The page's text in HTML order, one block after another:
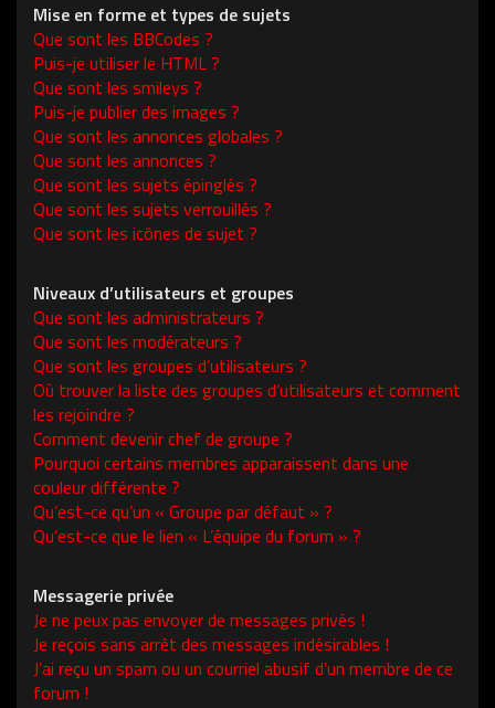
Mise en forme et types de sujets
Que sont les BBCodes ?
Puis-je utiliser le HTML ?
Que sont les smileys ?
Puis-je publier des images ?
Que sont les annonces globales ?
Que sont les annonces ?
Que sont les sujets épinglés ?
Que sont les sujets verrouillés ?
Que sont les icônes de sujet ?
Niveaux d’utilisateurs et groupes
Que sont les administrateurs ?
Que sont les modérateurs ?
Que sont les groupes d’utilisateurs ?
Où trouver la liste des groupes d’utilisateurs et comment
les rejoindre ?
Comment devenir chef de groupe ?
Pourquoi certains membres apparaissent dans une
couleur différente ?
Qu’est-ce qu’un « Groupe par défaut » ?
Qu’est-ce que le lien « L’équipe du forum » ?
Messagerie privée
Je ne peux pas envoyer de messages privés !
Je reçois sans arrêt des messages indésirables !
J’ai reçu un spam ou un courriel abusif d’un membre de ce
forum !